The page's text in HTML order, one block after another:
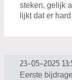
steken, gelijk
lijkt dat er
23-05-2025
Eerste